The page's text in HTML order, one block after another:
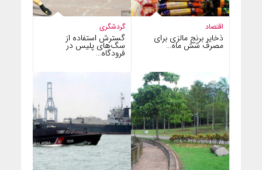
گردشگری
گسترش استفاده از
سگ‌های پلیس در
فرودگاه…
اقتصاد
ذخایر برنج مالزی برای
مصرف شش ماه…